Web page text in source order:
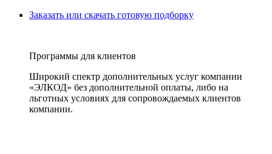
Заказать или скачать готовую подборку
Программы для клиентов
Широкий спектр дополнительных услуг компании
«ЭЛКОД» без дополнительной оплаты, либо на
льготных условиях для сопровождаемых клиентов
компании.